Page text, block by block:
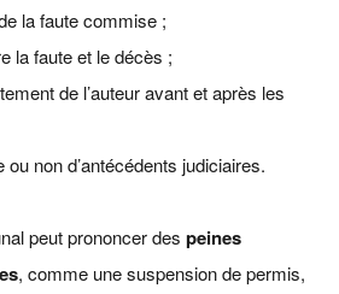
la faute commise ;
la faute et le décès ;
de l’auteur avant et après les
ou non d’antécédents judiciaires.
peut prononcer despeines
, comme une suspension de permis,